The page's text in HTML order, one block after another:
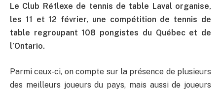
Le Club Réflexe de tennis de table Laval organise,
les 11 et 12 février, une compétition de tennis de
table regroupant 108 pongistes du Québec et de
l’Ontario.
Parmi ceux-ci, on compte sur la présence de plusieurs
des meilleurs joueurs du pays, mais aussi de joueurs